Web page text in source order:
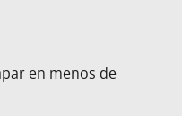
en menos de